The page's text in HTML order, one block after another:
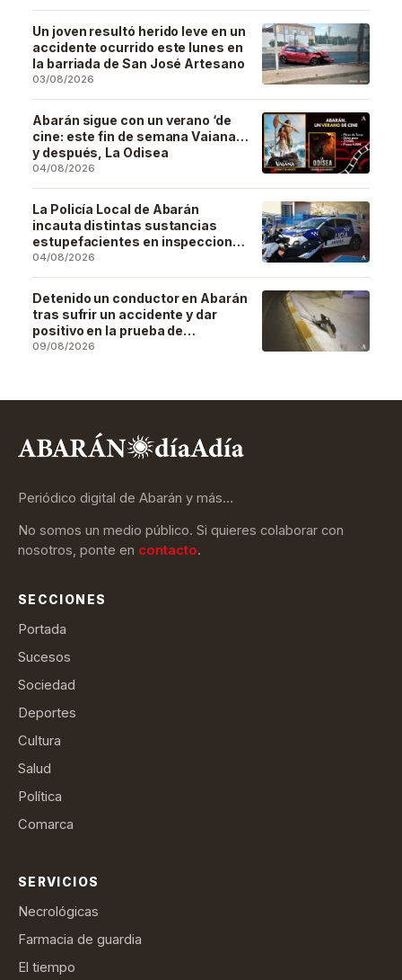
Un joven resultó herido leve en un
accidente ocurrido este lunes en
la barriada de San José Artesano
03/08/2026
Abarán sigue con un verano ‘de
cine: este fin de semana Vaiana…
y después, La Odisea
04/08/2026
La Policía Local de Abarán
incauta distintas sustancias
estupefacientes en inspecciones
a locales públicos del municipio
04/08/2026
Detenido un conductor en Abarán
tras sufrir un accidente y dar
positivo en la prueba de
alcoholemia
09/08/2026
Periódico digital de Abarán y más…
No somos un medio público. Si quieres colaborar con
nosotros, ponte en contacto.
SECCIONES
Portada
Sucesos
Sociedad
Deportes
Cultura
Salud
Política
Comarca
SERVICIOS
Necrológicas
Farmacia de guardia
El tiempo